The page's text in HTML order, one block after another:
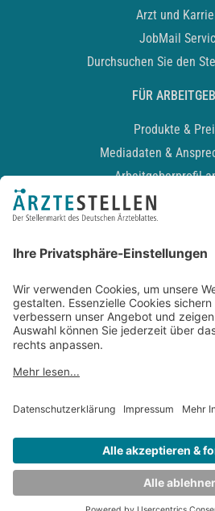
Arzt und
JobMail
Durchsuchen Sie den
FÜR
Produkte &
Mediadaten &
Arbeitgeberprofil
Recruiting-
Kontakt
Datenschutz
Newsletter
Entwickelt durchJOBIQO